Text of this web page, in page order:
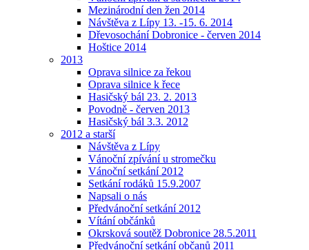
Mezinárodní den žen 2014
Návštěva z Lípy 13. -15. 6. 2014
Dřevosochání Dobronice - červen 2014
Hoštice 2014
2013
Oprava silnice za řekou
Oprava silnice k řece
Hasičský bál 23. 2. 2013
Povodně - červen 2013
Hasičský bál 3.3. 2012
2012 a starší
Návštěva z Lípy
Vánoční zpívání u stromečku
Vánoční setkání 2012
Setkání rodáků 15.9.2007
Napsali o nás
Předvánoční setkání 2012
Vítání občánků
Okrsková soutěž Dobronice 28.5.2011
Předvánoční setkání občanů 2011